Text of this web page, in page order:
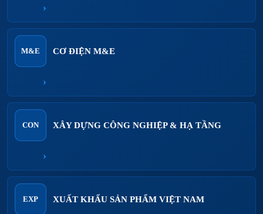
›
M&E CƠ ĐIỆN M&E
›
CON XÂY DỰNG CÔNG NGHIỆP & HẠ TẦNG
›
EXP XUẤT KHẨU SẢN PHẨM VIỆT NAM